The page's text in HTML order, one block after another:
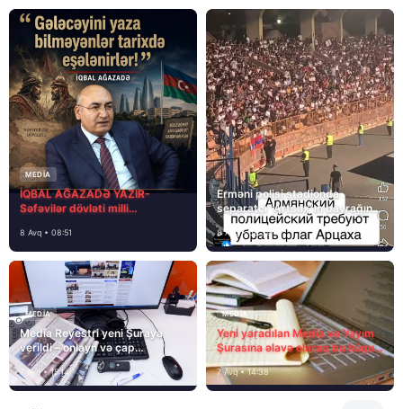
MEDİA
İQBAL AĞAZADƏ YAZIR-
Səfəvilər dövləti milli
8 Avq • 08:51
Erməni polisi stadionda
separatçı “Artsax”ın bayrağını
müsadirə etdi və…
8 Avq • 08:39
MEDİA
Media Reyestri yeni Şuraya
verildi – onlayn və çap
mediasını nə gözləyir?
7 Avq • 15:14
MEDİA
Yeni yaradılan Media və Yayım
Şurasına əlavə olaraq bu hüquq
və vəzifələr də verilib
7 Avq • 14:38